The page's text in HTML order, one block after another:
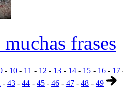
frases
- 10 - 11 - 12 - 13 - 14 - 15 - 16 - 17
- 43 - 44 - 45 - 46 - 47 - 48 - 49